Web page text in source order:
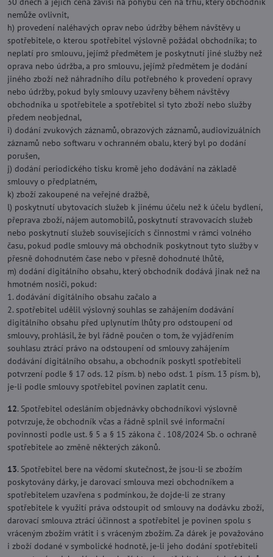
nemůže ovlivnit,
h) provedení naléhavých oprav nebo údržby během návštěvy u
spotřebitele, o kterou spotřebitel výslovně požádal obchodníka; to
neplatí pro smlouvu, jejímž předmětem je poskytnutí jiné služby než
oprava nebo údržba, a pro smlouvu, jejímž předmětem je dodání
jiného zboží než náhradního dílu potřebného k provedení opravy
nebo údržby, pokud byly smlouvy uzavřeny během návštěvy
obchodníka u spotřebitele a spotřebitel si tyto zboží nebo služby
předem neobjednal,
i) dodání zvukových záznamů, obrazových záznamů, audiovizuálních
záznamů nebo softwaru v ochranném obalu, který byl po dodání
porušen,
j) dodání periodického tisku kromě jeho dodávání na základě
smlouvy o předplatném,
k) zboží zakoupené na veřejné dražbě,
l) poskytnutí ubytovacích služeb k jinému účelu než k účelu bydlení,
přeprava zboží, nájem automobilů, poskytnutí stravovacích služeb
nebo poskytnutí služeb souvisejících s činnostmi v rámci volného
času, pokud podle smlouvy má obchodník poskytnout tyto služby v
přesně dohodnutém čase nebo v přesně dohodnuté lhůtě,
m) dodání digitálního obsahu, který obchodník dodává jinak než na
hmotném nosiči, pokud:
1. dodávání digitálního obsahu začalo a
2. spotřebitel udělil výslovný souhlas se zahájením dodávání
digitálního obsahu před uplynutím lhůty pro odstoupení od
smlouvy, prohlásil, že byl řádně poučen o tom, že vyjádřením
souhlasu ztrácí právo na odstoupení od smlouvy zahájením
dodávání digitálního obsahu, a obchodník poskytl spotřebiteli
potvrzení podle § 17 ods. 12 písm. b) nebo odst. 1 písm. 13 písm. b),
je-li podle smlouvy spotřebitel povinen zaplatit cenu.
12. Spotřebitel odesláním objednávky obchodníkovi výslovně
potvrzuje, že obchodník včas a řádně splnil své informační
povinnosti podle ust. § 5 a § 15 zákona č . 108/2024 Sb. o ochraně
spotřebitele ao změně některých zákonů.
13. Spotřebitel bere na vědomí skutečnost, že jsou-li se zbožím
poskytovány dárky, je darovací smlouva mezi obchodníkem a
spotřebitelem uzavřena s podmínkou, že dojde-li ze strany
spotřebitele k využití práva odstoupit od smlouvy na dodávku zboží,
darovací smlouva ztrácí účinnost a spotřebitel je povinen spolu s
vráceným zbožím vrátit i s vráceným zbožím. Za dárek je považováno
i zboží dodané v symbolické hodnotě, je-li jeho dodání spotřebiteli